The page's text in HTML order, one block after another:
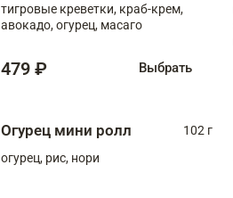
тигровые креветки, краб-крем,
авокадо, огурец, масаго
479 ₽ Выбрать
Огурец мини ролл
102 г
огурец, рис, нори